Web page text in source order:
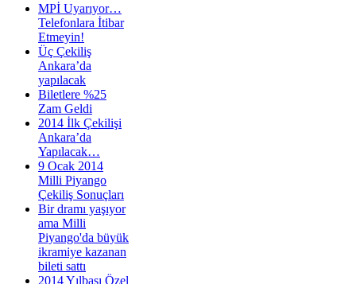
MPİ Uyarıyor…
Telefonlara İtibar
Etmeyin!
Üç Çekiliş
Ankara’da
yapılacak
Biletlere %25
Zam Geldi
2014 İlk Çekilişi
Ankara’da
Yapılacak…
9 Ocak 2014
Milli Piyango
Çekiliş Sonuçları
Bir dramı yaşıyor
ama Milli
Piyango'da büyük
ikramiye kazanan
bileti sattı
2014 Yılbaşı Özel